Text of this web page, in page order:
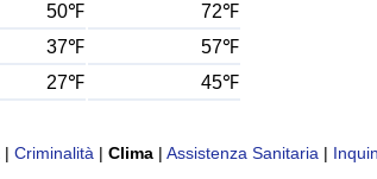
50℉
72℉
37℉
57℉
27℉ 45℉
| Criminalità | Clima | Assistenza Sanitaria |